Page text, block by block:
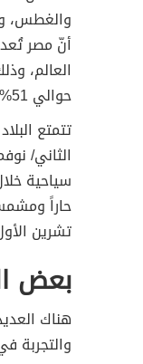
والغطس،
أنّ مصر
حوالي 51%.
تتمتع
الثاني/
سياحية
حاراً
تشرين
بعض
هناك
والتجربة